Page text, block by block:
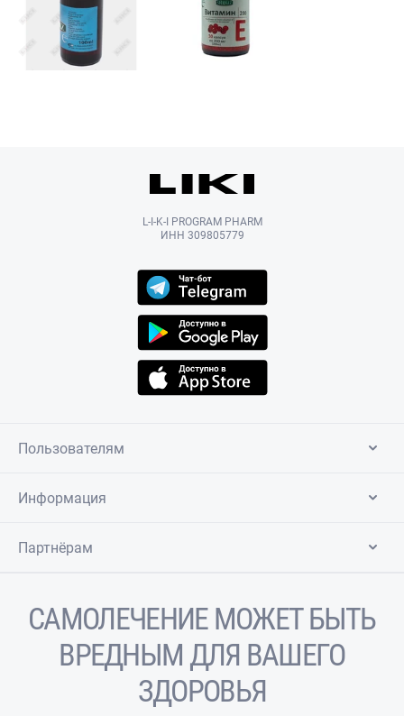
L-I-K-I PROGRAM PHARM
ИНН 309805779
Пользователям
Информация
Партнёрам
САМОЛЕЧЕНИЕ МОЖЕТ БЫТЬ
ВРЕДНЫМ ДЛЯ ВАШЕГО
ЗДОРОВЬЯ